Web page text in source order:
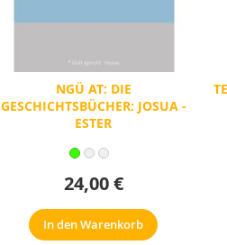
NGÜ AT: DIE
GESCHICHTSBÜCHER: JOSUA -
ESTER
24,00 €
In den Warenkorb